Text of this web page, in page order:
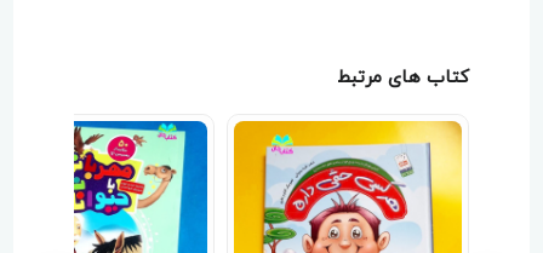
کتاب های مرتبط